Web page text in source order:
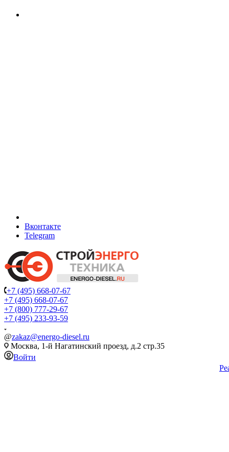
Вконтакте
Telegram
+7 (495) 668-07-67
+7 (495) 668-07-67
+7 (800) 777-29-67
+7 (495) 233-93-59
@zakaz@energo-diesel.ru
Москва, 1-й Нагатинский проезд, д.2 стр.35
Войти